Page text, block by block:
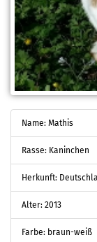
Name: Mathis
Rasse: Kaninchen
Herkunft:
Alter: 2013
Farbe: braun-weiß